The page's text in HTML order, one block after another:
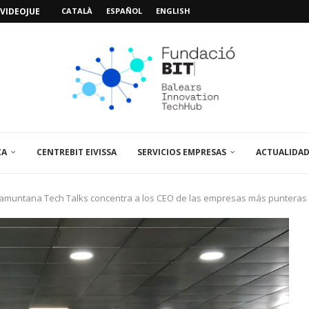
PACIENTE, ÚLTIMA VISITA»...
CATALÀ ESPAÑOL ENGLISH
CENTREBIT EIVISSA SERVICIOS EMPRESAS ACTUALIDAD
Tech Talks concentra a los CEO de las empresas más punteras